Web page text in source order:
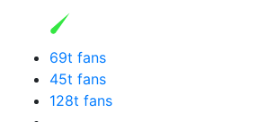
69t fans
45t fans
128t fans